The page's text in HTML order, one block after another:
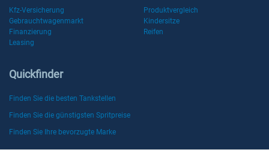
Kfz-Versicherung
Produktvergleich
Gebrauchtwagenmarkt
Kindersitze
Finanzierung
Reifen
Leasing
Quickfinder
Finden Sie die besten Tankstellen
Finden Sie die günstigsten Spritpreise
Finden Sie Ihre bevorzugte Marke